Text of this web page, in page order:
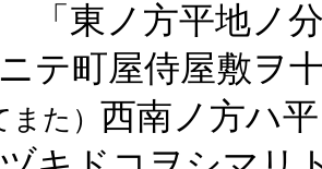
ノ方平地ノ分
テ町屋侍屋敷ヲ
また） 西南ノ方ハ